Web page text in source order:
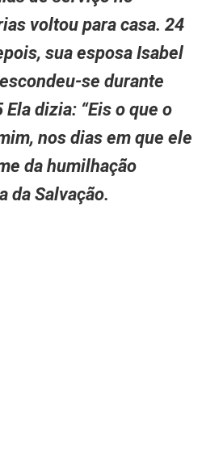
voltou para casa. 24
sua esposa Isabel
se durante
dizia: “Eis o que o
nos dias em que ele
da humilhação
da Salvação.